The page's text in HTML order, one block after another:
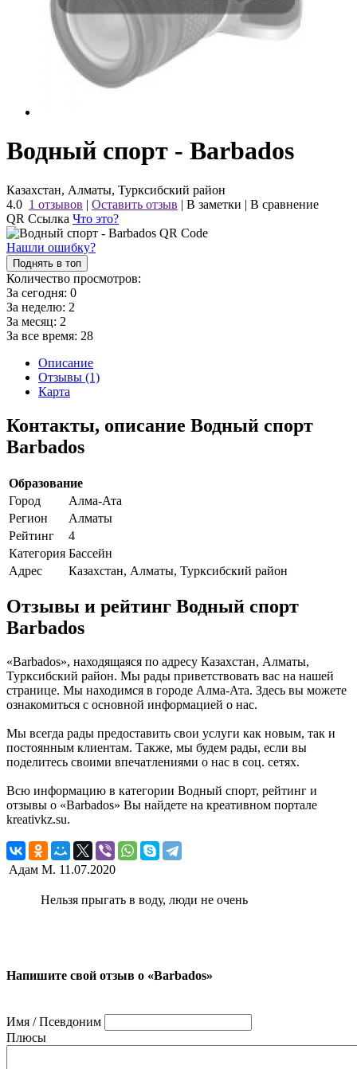
Водный спорт - Barbados
Казахстан, Алматы, Турксибский район
4.0 1 отзывов | Оставить отзыв | В заметки | В сравнение
QR Ссылка Что это?
Нашли ошибку?
Поднять в топ
Количество просмотров:
За сегодня: 0
За неделю: 2
За месяц: 2
За все время: 28
Описание
Отзывы (1)
Карта
Контакты, описание Водный спорт
Barbados
Образование
Город
Алма-Ата
Регион
Алматы
Рейтинг
4
Категория Бассейн
Адрес
Казахстан, Алматы, Турксибский район
Отзывы и рейтинг Водный спорт
Barbados
«Barbados», находящаяся по адресу Казахстан, Алматы,
Турксибский район. Мы рады приветствовать вас на нашей
странице. Мы находимся в городе Алма-Ата. Здесь вы можете
ознакомиться с основной информацией о нас.
Мы всегда рады предоставить свои услуги как новым, так и
постоянным клиентам. Также, мы будем рады, если вы
поделитесь своими впечатлениями о нас в соц. сетях.
Всю информацию в категории Водный спорт, рейтинг и
отзывы о «Barbados» Вы найдете на креативном портале
kreativkz.su.
Адам М. 11.07.2020
Нельзя прыгать в воду, люди не очень
Напишите свой отзыв о «Barbados»
Имя / Псевдоним
Плюсы